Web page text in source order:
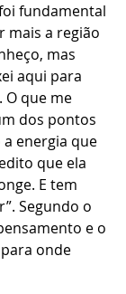
fundamental
mais a região
mas
aqui para
O que me
dos pontos
energia que
que ela
E tem
Segundo o
e o
onde